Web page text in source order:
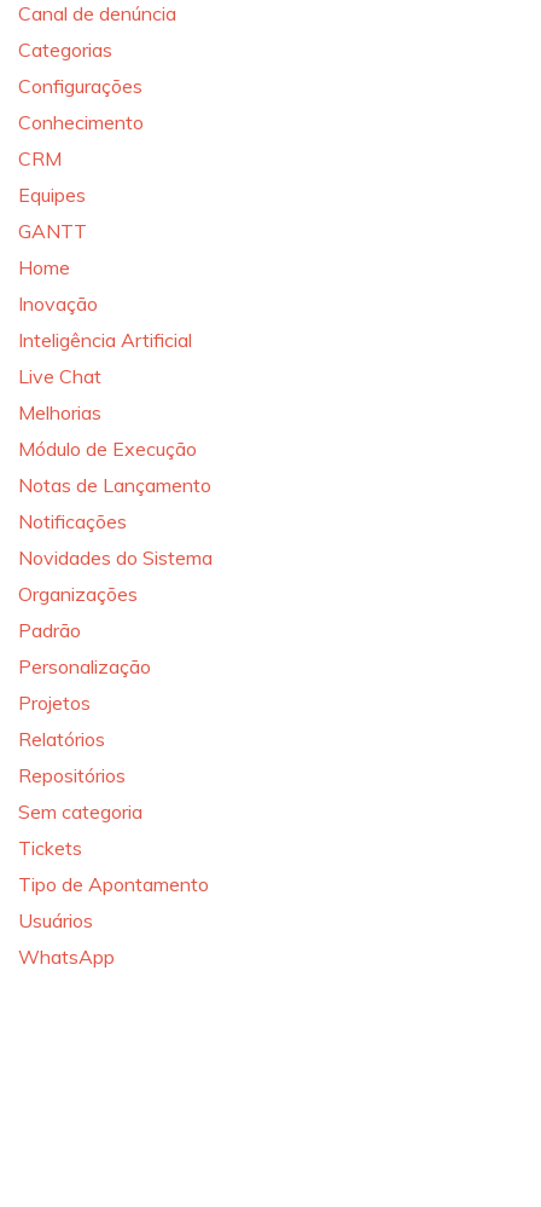
Canal de denúncia
Categorias
Configurações
Conhecimento
CRM
Equipes
GANTT
Home
Inovação
Inteligência Artificial
Live Chat
Melhorias
Módulo de Execução
Notas de Lançamento
Notificações
Novidades do Sistema
Organizações
Padrão
Personalização
Projetos
Relatórios
Repositórios
Sem categoria
Tickets
Tipo de Apontamento
Usuários
WhatsApp